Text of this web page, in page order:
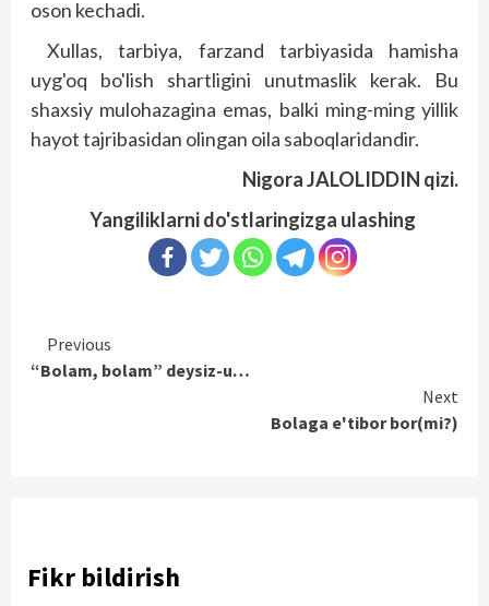
oson kechadi.
Xullas, tarbiya, farzand tarbiyasida hamisha
uyg'oq bo'lish shartligini unutmaslik kerak. Bu
shaxsiy mulohazagina emas, balki ming-ming yillik
hayot tajribasidan olingan oila saboqlaridandir.
Nigora JALOLIDDIN qizi.
Yangiliklarni do'stlaringizga ulashing
Continue
Reading
Previous
“Bolam, bolam” deysiz-u…
Next
Bolaga e'tibor bor(mi?)
Fikr bildirish